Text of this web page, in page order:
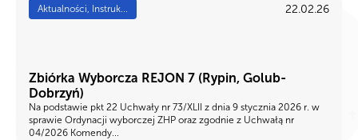
Aktualności, Instruk... 22.02.26
Zbiórka Wyborcza REJON 7 (Rypin, Golub-
Dobrzyń)
Na podstawie pkt 22 Uchwały nr 73/XLII z dnia 9 stycznia 2026 r. w
sprawie Ordynacji wyborczej ZHP oraz zgodnie z Uchwałą nr
04/2026 Komendy...